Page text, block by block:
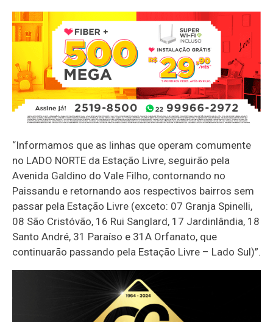
“Informamos que as linhas que operam comumente
no LADO NORTE da Estação Livre, seguirão pela
Avenida Galdino do Vale Filho, contornando no
Paissandu e retornando aos respectivos bairros sem
passar pela Estação Livre (exceto: 07 Granja Spinelli,
08 São Cristóvão, 16 Rui Sanglard, 17 Jardinlândia, 18
Santo André, 31 Paraíso e 31A Orfanato, que
continuarão passando pela Estação Livre – Lado Sul)”.